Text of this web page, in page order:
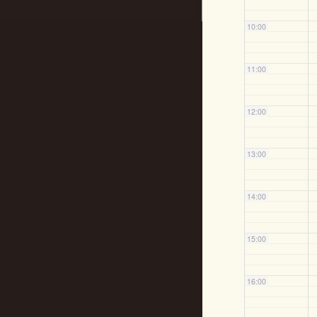
10:00
11:00
12:00
13:00
14:00
15:00
16:00